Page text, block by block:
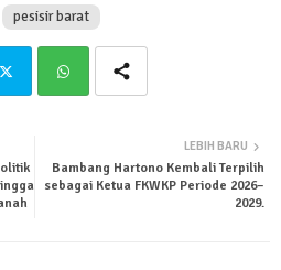
pesisir barat
tsa
LEBIH BARU
Bambang Hartono Kembali Terpilih
sebagai Ketua FKWKP Periode 2026–
2029.